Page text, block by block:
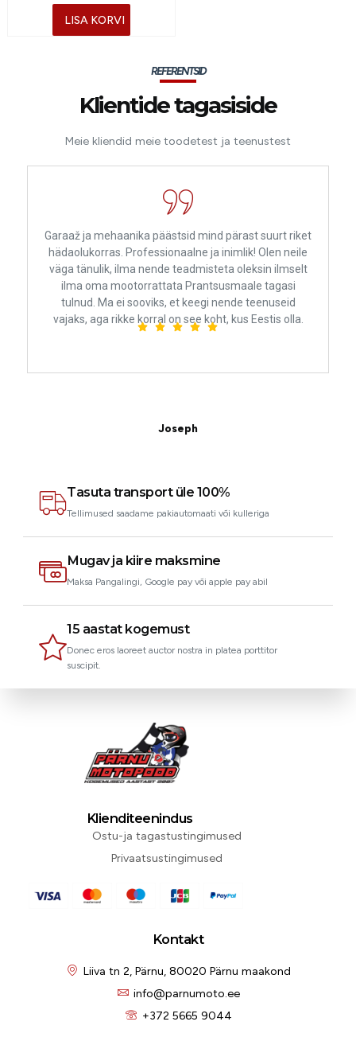
LISA KORVI
REFERENTSID
Klientide tagasiside
Meie kliendid meie toodetest ja teenustest
Joseph
Garaaž ja mehaanika päästsid mind pärast suurt riket
hädaolukorras. Professionaalne ja inimlik! Olen neile
väga tänulik, ilma nende teadmisteta oleksin ilmselt
ilma oma mootorrattata Prantsusmaale tagasi
tulnud. Ma ei sooviks, et keegi nende teenuseid
vajaks, aga rikke korral on see koht, kus Eestis olla.
Tasuta transport üle 100%
Tellimused saadame pakiautomaati või kulleriga
Mugav ja kiire maksmine
Maksa Pangalingi, Google pay või apple pay abil
15 aastat kogemust
Donec eros laoreet auctor nostra in platea porttitor
suscipit.
Klienditeenindus
Ostu-ja tagastustingimused
Privaatsustingimused
Kontakt
Liiva tn 2, Pärnu, 80020 Pärnu maakond
info@parnumoto.ee
+372 5665 9044